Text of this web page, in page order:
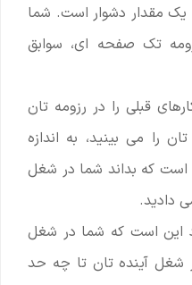
مقدار دشوار است. شما
تک صفحه ای، سوابق
قبلی را در رزومه تان
را می بینید، به اندازه
که بداند شما در شغل
دادید.
این است که شما در شغل
شغل آینده تان تا چه حد